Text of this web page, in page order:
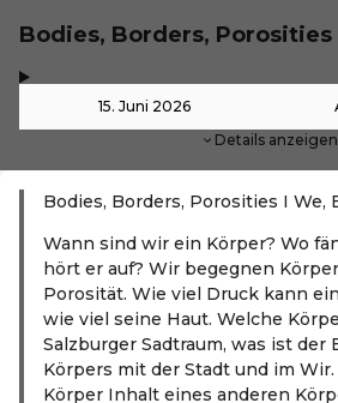
Bodies, Borders, Porosities
15. Juni 2026
Details anzeigen
Bodies, Borders, Porosities I We,
Wann sind wir ein Körper? Wo
hört er auf? Wir begegnen
Porosität. Wie viel Druck kann
wie viel seine Haut. Welche
Salzburger Sadtraum, was ist der
Körpers mit der Stadt und im
Körper Inhalt eines anderen